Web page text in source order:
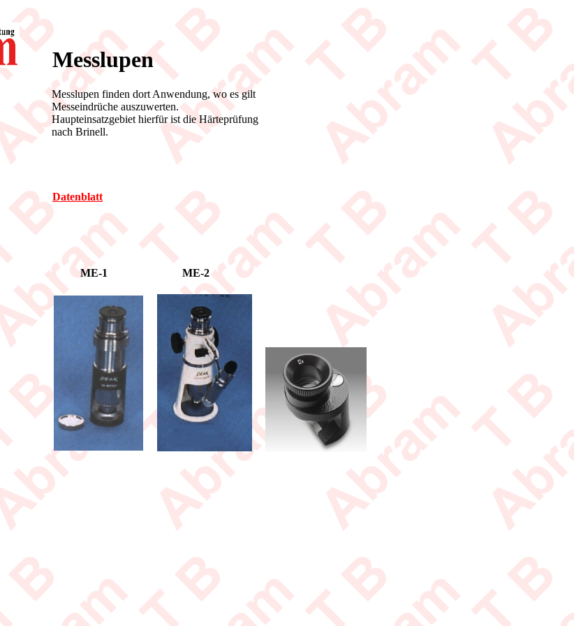
Messlupen
Messlupen finden dort Anwendung, wo es gilt
Messeindrüche auszuwerten.
Haupteinsatzgebiet hierfür ist die Härteprüfung
nach Brinell.
Datenblatt
ME-1 ME-2